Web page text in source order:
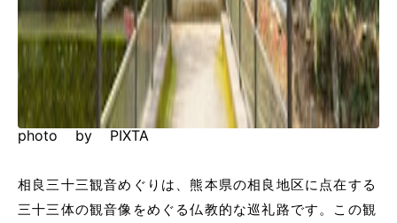
photo by PIXTA
相良三十三観音めぐりは、熊本県の相良地区に点在する
三十三体の観音像をめぐる仏教的な巡礼路です。この観